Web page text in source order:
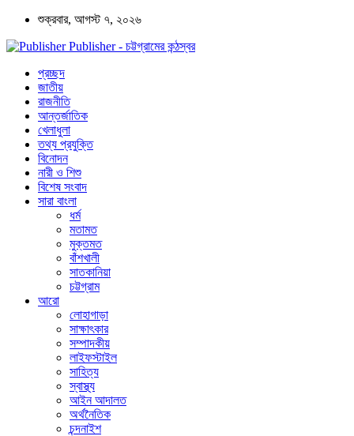
শুক্রবার, আগস্ট ৭, ২০২৬
Publisher - চট্টগ্রামের কন্ঠস্বর
প্রচ্ছদ
জাতীয়
রাজনীতি
আন্তর্জাতিক
খেলাধুলা
তথ্য প্রযুক্তি
বিনোদন
নারী ও শিশু
বিশেষ সংবাদ
সারা বাংলা
ধর্ম
মতামত
মুক্তমত
বাঁশখালী
সাতকানিয়া
চট্টগ্রাম
আরো
লোহাগাড়া
সাক্ষাৎকার
সম্পাদকীয়
লাইফস্টাইল
সাহিত্য
স্বাস্থ্য
আইন আদালত
অর্থনৈতিক
চন্দনাইশ